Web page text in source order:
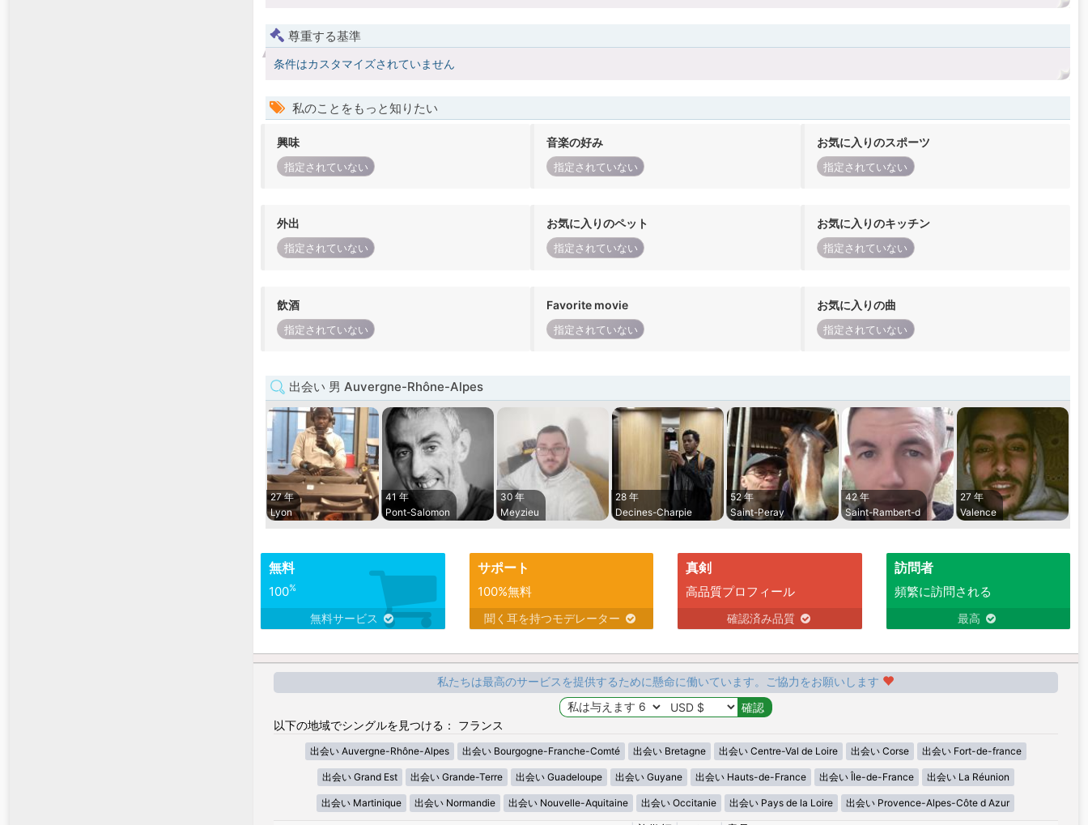
尊重する基準
条件はカスタマイズされていません
私のことをもっと知りたい
興味
指定されていない
音楽の好み
指定されていない
お気に入りのスポーツ
指定されていない
外出
指定されていない
お気に入りのペット
指定されていない
お気に入りのキッチン
指定されていない
飲酒
指定されていない
Favorite movie
指定されていない
お気に入りの曲
指定されていない
出会い 男 Auvergne-Rhône-Alpes
27 年
Lyon
41 年
Pont-Salomon
30 年
Meyzieu
28 年
Decines-Charpie
52 年
Saint-Peray
42 年
Saint-Rambert-d
27 年
Valence
無料
100%
無料サービス
サポート
100%無料
聞く耳を持つモデレーター
真剣
高品質プロフィール
確認済み品質
訪問者
頻繁に訪問される
最高
私たちは最高のサービスを提供するために懸命に働いています。ご協力をお願いします
以下の地域でシングルを見つける： フランス
出会い Auvergne-Rhône-Alpes 出会い Bourgogne-Franche-Comté 出会い Bretagne 出会い Centre-Val de Loire 出会い Corse 出会い Fort-de-france
出会い Grand Est 出会い Grande-Terre 出会い Guadeloupe 出会い Guyane 出会い Hauts-de-France 出会い Île-de-France 出会い La Réunion
出会い Martinique 出会い Normandie 出会い Nouvelle-Aquitaine 出会い Occitanie 出会い Pays de la Loire 出会い Provence-Alpes-Côte d Azur